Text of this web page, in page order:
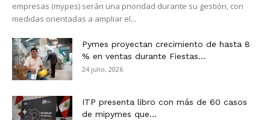
empresas (mypes) serán una prioridad durante su gestión, con
medidas orientadas a ampliar el...
Pymes proyectan crecimiento de hasta 8
% en ventas durante Fiestas...
24 julio, 2026
ITP presenta libro con más de 60 casos
de mipymes que...